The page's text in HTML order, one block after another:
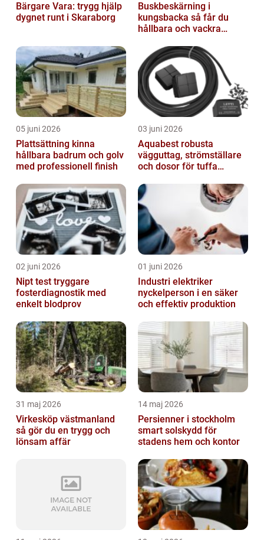
Bärgare Vara: trygg hjälp
dygnet runt i Skaraborg
Buskbeskärning i
kungsbacka så får du
hållbara och vackra
05 juni 2026
Plattsättning kinna
hållbara badrum och golv
med professionell finish
03 juni 2026
Aquabest robusta
vägguttag, strömställare
och dosor för tuffa
02 juni 2026
Nipt test tryggare
fosterdiagnostik med
enkelt blodprov
01 juni 2026
Industri elektriker
nyckelperson i en säker
och effektiv produktion
31 maj 2026
Virkesköp västmanland
så gör du en trygg och
lönsam affär
14 maj 2026
Persienner i stockholm
smart solskydd för
stadens hem och kontor